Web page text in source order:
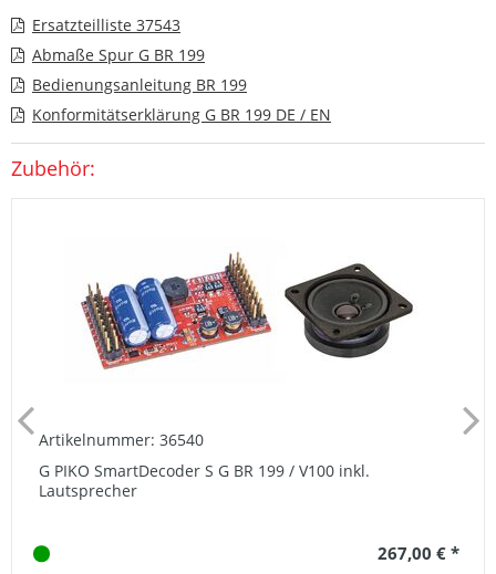
Ersatzteilliste 37543
Abmaße Spur G BR 199
Bedienungsanleitung BR 199
Konformitätserklärung G BR 199 DE / EN
Zubehör:
Artikelnummer: 36540
G PIKO SmartDecoder S G BR 199 / V100 inkl.
Lautsprecher
267,00 € *